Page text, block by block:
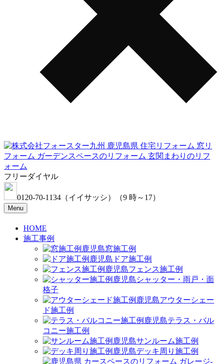
フリーダイヤル
0120-70-1134 （イイサッシ） （9 時～17）
Menu
HOME
施工事例
窓施工例
ドア施工例
フェンス施工例
シャッター・雨戸・面
格子
アウターシェー
ド施工例
テラス・バル
コニー施工例
サンルーム施工例
デッキ周り施工例